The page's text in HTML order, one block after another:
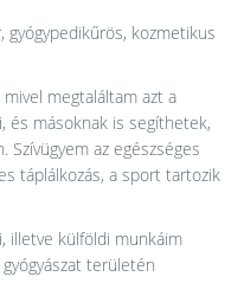
gyógypedikűrös, kozmetikus
megtaláltam azt a
és másoknak is segíthetek,
Szívügyem az egészséges
táplálkozás, a sport tartozik
illetve külföldi munkáim
területén